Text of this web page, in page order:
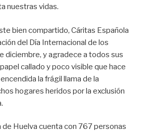
nuestras vidas.
bien compartido, Cáritas Española
del Día Internacional de los
diciembre, y agradece a todos sus
callado y poco visible que hace
la frágil llama de la
hogares heridos por la exclusión
de Huelva cuenta con 767 personas